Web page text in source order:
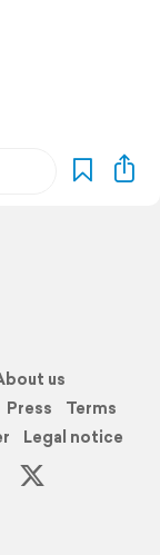
us
Press
Terms
Legal notice